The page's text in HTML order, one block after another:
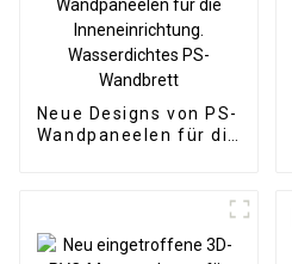
Neue Designs von PS-
Wandpaneelen für die